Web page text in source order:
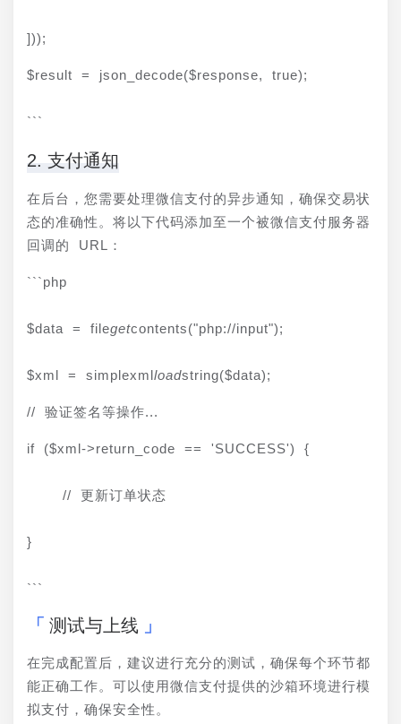
]));
$result = json_decode($response, true);
```
2. 支付通知
在后台，您需要处理微信支付的异步通知，确保交易状
态的准确性。将以下代码添加至一个被微信支付服务器
回调的 URL：
```php
$data = filegetcontents("php://input");
$xml = simplexmlloadstring($data);
// 验证签名等操作...
if ($xml->return_code == 'SUCCESS') {
    // 更新订单状态
}
```
测试与上线
在完成配置后，建议进行充分的测试，确保每个环节都
能正确工作。可以使用微信支付提供的沙箱环境进行模
拟支付，确保安全性。